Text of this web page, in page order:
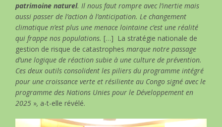
patrimoine naturel. Il nous faut rompre avec l’inertie mais
aussi passer de l’action à l’anticipation. Le changement
climatique n’est plus une menace lointaine c’est une réalité
qui frappe nos populations.[…] La stratégie nationale de
gestion de risque de catastrophes marque notre passage
d’une logique de réaction subie à une culture de prévention.
Ces deux outils consolident les piliers du programme intégré
pour une croissance verte et résiliente au Congo signé avec le
programme des Nations Unies pour le Développement en
2025 », a-t-elle révélé.